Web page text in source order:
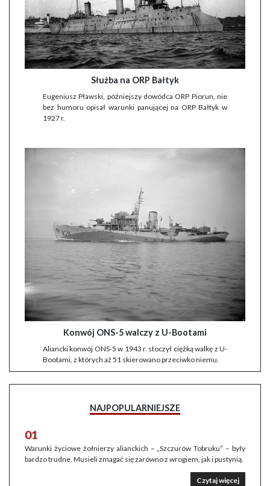
Służba na ORP Bałtyk
Eugeniusz Pławski, późniejszy dowódca ORP Piorun, nie
bez humoru opisał warunki panującej na ORP Bałtyk w
1927 r.
Konwój ONS-5 walczy z U-Bootami
Aliancki konwój ONS-5 w 1943 r. stoczył ciężką walkę z U-
Bootami, z których aż 51 skierowano przeciwko niemu.
NAJPOPULARNIEJSZE
01
Warunki życiowe żołnierzy alianckich – „Szczurów Tobruku” – były
bardzo trudne. Musieli zmagać się zarówno z wrogiem, jak i pustynią.
Czytaj więcej